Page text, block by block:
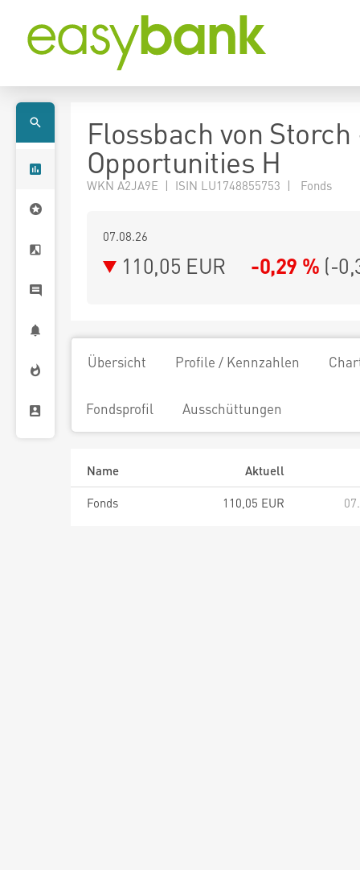
Flossbach von
Opportunities H
WKN A2JA9E | ISIN LU1748855753 | Fonds
07.08.26
110,05 EUR -0,29 % (-
Übersicht Profile / Kennzahlen
Fondsprofil Ausschüttungen
Name
Aktuell
Fonds
110,05 EUR